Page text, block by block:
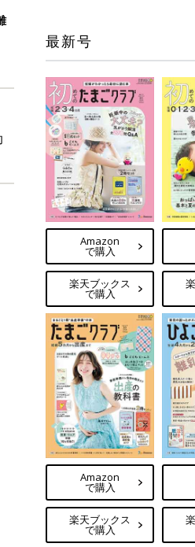
最新号
Amazon
で購入
楽天ブックス
で購入
Amazon
で購入
楽天ブックス
で購入